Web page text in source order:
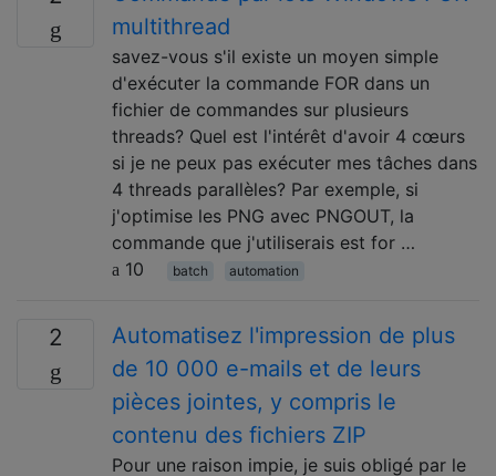
multithread
savez-vous s'il existe un moyen simple
d'exécuter la commande FOR dans un
fichier de commandes sur plusieurs
threads? Quel est l'intérêt d'avoir 4 cœurs
si je ne peux pas exécuter mes tâches dans
4 threads parallèles? Par exemple, si
j'optimise les PNG avec PNGOUT, la
commande que j'utiliserais est for …
10
batch automation
2
Automatisez l'impression de plus
de 10 000 e-mails et de leurs
pièces jointes, y compris le
contenu des fichiers ZIP
Pour une raison impie, je suis obligé par le